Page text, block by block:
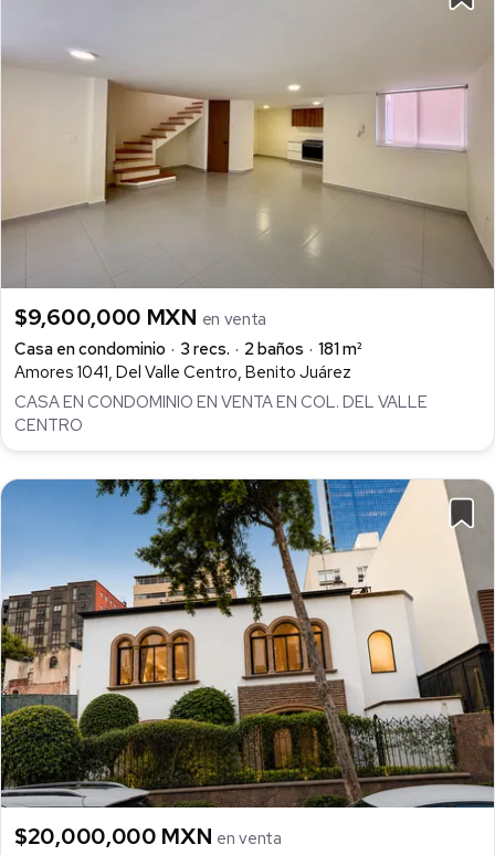
$9,600,000 MXN en venta
Casa en condominio
3 recs. 2 baños
181 m²
Amores 1041, Del Valle Centro, Benito Juárez
CASA EN CONDOMINIO EN VENTA EN COL. DEL VALLE
CENTRO
$20,000,000 MXN en venta